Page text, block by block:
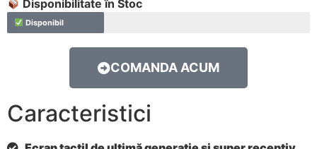
Disponibilitate în Stoc
Disponibil
COMANDA ACUM
Caracteristici